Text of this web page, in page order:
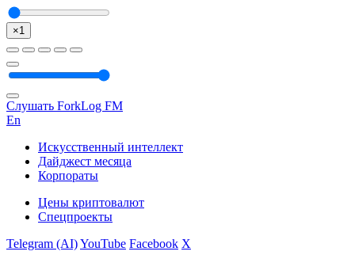
×1
Слушать ForkLog FM
En
Искусственный интеллект
Дайджест месяца
Корпораты
Цены криптовалют
Спецпроекты
Telegram (AI)YouTube Facebook X